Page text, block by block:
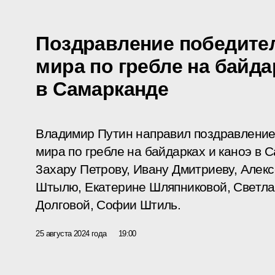
Поздравление
мира по гребле на
в Самарканде
Владимир Путин направил
мира по гребле на байдарках и каноэ в
3ахару Петрову, Ивану Дмитриеву,
Штылю, Eкатерине Шляпниковой,
Долговой, Софии Штиль.
25 августа 2024 года 19:00